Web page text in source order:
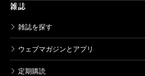
雑誌
雑誌を探す
ウェブマガジンとアプリ
定期購読